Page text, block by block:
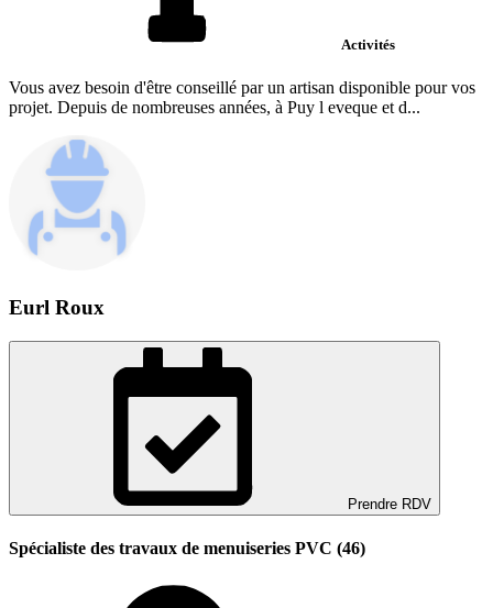
Activités
Vous avez besoin d'être conseillé par un artisan disponible pour vos
projet. Depuis de nombreuses années, à Puy l eveque et d...
Eurl Roux
Prendre RDV
Spécialiste des travaux de menuiseries PVC (46)